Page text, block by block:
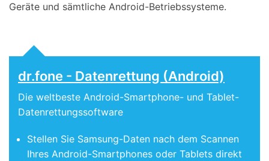
Geräte und sämtliche Android-Betriebssysteme.
dr.fone - Datenrettung (Android)
Die weltbeste Android-Smartphone- und Tablet-
Datenrettungssoftware
Stellen Sie Samsung-Daten nach dem Scannen
Ihres Android-Smartphones oder Tablets direkt